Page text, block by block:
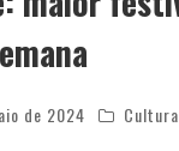
de 2024 Cultura